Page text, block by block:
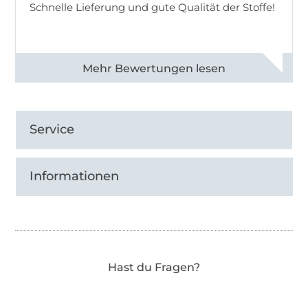
Schnelle Lieferung und gute Qualität der Stoffe!
Alle 82968 Bewertungen ansehen
Service
Informationen
Hast du Fragen?